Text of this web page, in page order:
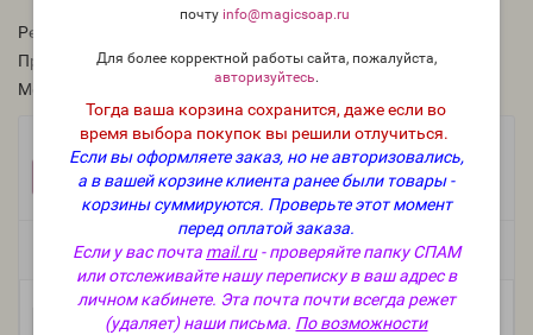
почту info@magicsoap.ru
Для более корректной работы сайта, пожалуйста,
авторизуйтесь.
Тогда ваша корзина сохранится, даже если во
время выбора покупок вы решили отлучиться.
Если вы оформляете заказ, но не авторизовались,
а в вашей корзине клиента ранее были товары -
корзины суммируются. Проверьте этот момент
перед оплатой заказа.
Если у вас почта mail.ru- проверяйте папку СПАМ
или отслеживайте нашу переписку в ваш адрес в
личном кабинете. Эта почта почти всегда режет
(удаляет) наши письма. По возможности
Рейтинг:
Производитель:
Китай
Модель:
i-134
Фасовка:
1 шт. 1 297 руб.
Есть в наличии
+ В корзину